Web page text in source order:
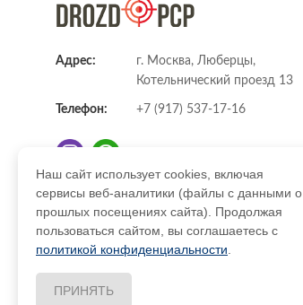
Адрес:
г. Москва, Люберцы,
Котельнический проезд 13
Телефон: +7 (917) 537-17-16
E-mail: info@DrozdPcp.ru
Наш сайт использует cookies, включая
сервисы веб-аналитики (файлы с данными о
прошлых посещениях сайта). Продолжая
пользоваться сайтом, вы соглашаетесь с
политикой конфиденциальности
ПРИНЯТЬ